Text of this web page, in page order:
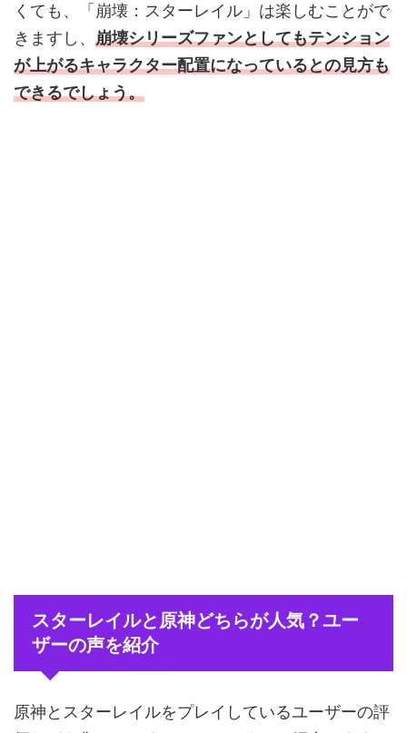
くても、「崩壊：スターレイル」は楽しむことがで
きますし、 崩壊シリーズファンとしてもテンション
が上がるキャラクター配置になっているとの見方も
できるでしょう。
スターレイルと原神どちらが人気？ユー
ザーの声を紹介
原神とスターレイルをプレイしているユーザーの評